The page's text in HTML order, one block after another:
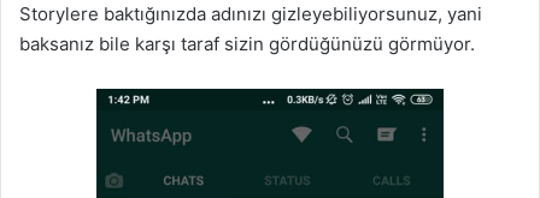
Storylere baktığınızda adınızı gizleyebiliyorsunuz, yani
baksanız bile karşı taraf sizin gördüğünüzü görmüyor.